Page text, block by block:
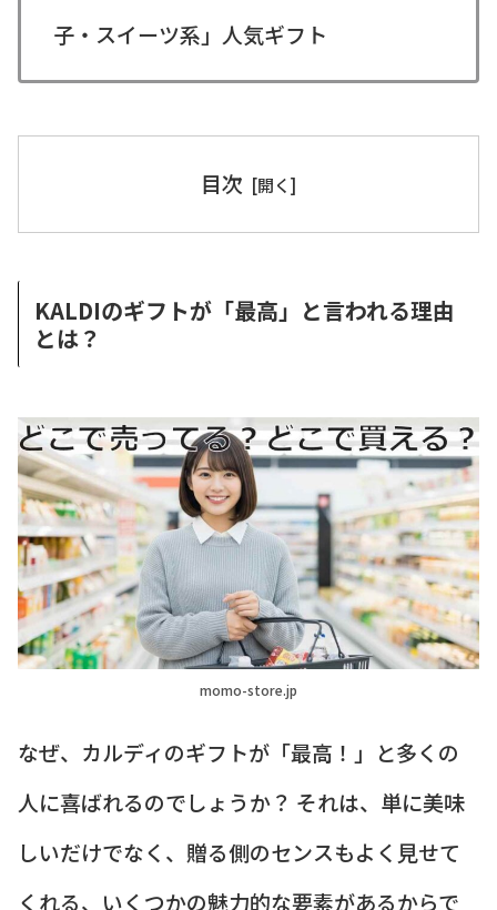
子・スイーツ系」人気ギフト
目次
KALDIのギフトが「最高」と言われる理由
とは？
momo-store.jp
なぜ、カルディのギフトが「最高！」と多くの
人に喜ばれるのでしょうか？ それは、単に美味
しいだけでなく、贈る側のセンスもよく見せて
くれる、いくつかの魅力的な要素があるからで